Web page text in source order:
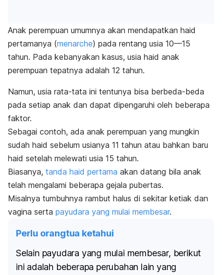
Anak perempuan umumnya akan mendapatkan haid
pertamanya (menarche) pada rentang usia 10—15
tahun. Pada kebanyakan kasus, usia haid anak
perempuan tepatnya adalah 12 tahun.
Namun, usia rata-tata ini tentunya bisa berbeda-beda
pada setiap anak dan dapat dipengaruhi oleh beberapa
faktor.
Sebagai contoh, ada anak perempuan yang mungkin
sudah haid sebelum usianya 11 tahun atau bahkan baru
haid setelah melewati usia 15 tahun.
Biasanya, tanda haid pertama akan datang bila anak
telah mengalami beberapa gejala pubertas.
Misalnya tumbuhnya rambut halus di sekitar ketiak dan
vagina serta payudara yang mulai membesar.
Perlu orangtua ketahui
Selain payudara yang mulai membesar, berikut
ini adalah beberapa perubahan lain yang